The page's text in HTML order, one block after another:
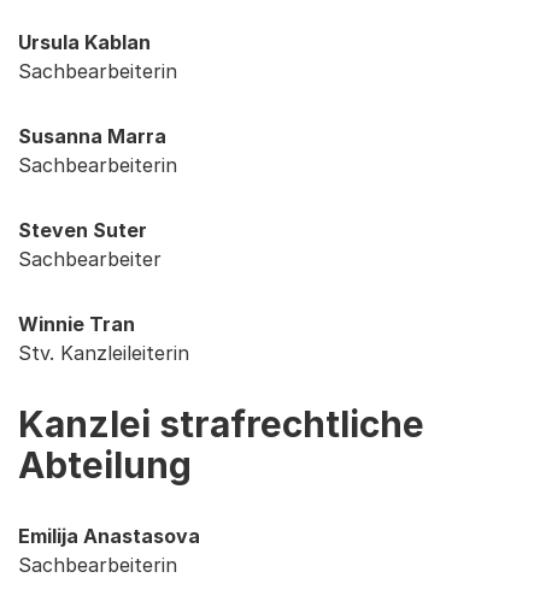
Ursula Kablan
Sachbearbeiterin
Susanna Marra
Sachbearbeiterin
Steven Suter
Sachbearbeiter
Winnie Tran
Stv. Kanzleileiterin
Kanzlei strafrechtliche
Abteilung
Emilija Anastasova
Sachbearbeiterin